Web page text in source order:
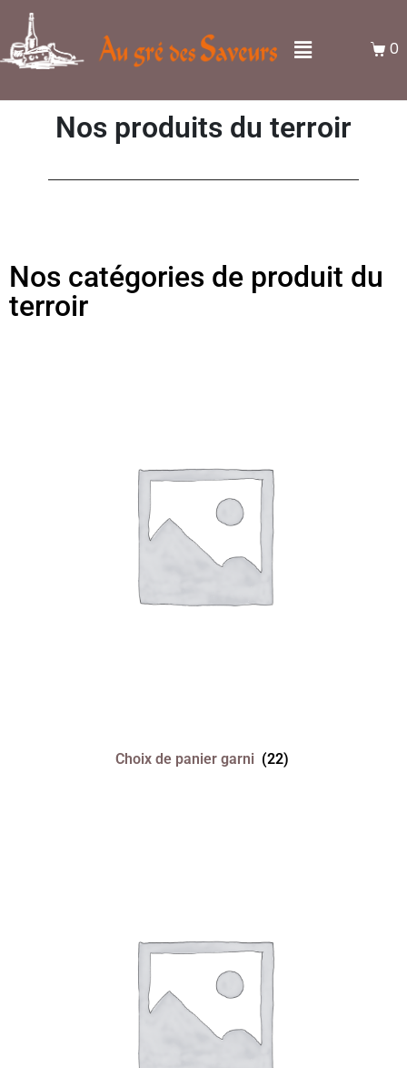
0
Nos produits du terroir
Nos catégories de produit du
terroir
Choix de panier garni (22)